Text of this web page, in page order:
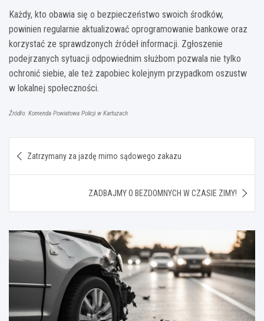
Każdy, kto obawia się o bezpieczeństwo swoich środków,
powinien regularnie aktualizować oprogramowanie bankowe oraz
korzystać ze sprawdzonych źródeł informacji. Zgłoszenie
podejrzanych sytuacji odpowiednim służbom pozwala nie tylko
ochronić siebie, ale też zapobiec kolejnym przypadkom oszustw
w lokalnej społeczności.
Źródło: Komenda Powiatowa Policji w Kartuzach
wpisu
Zatrzymany za jazdę mimo sądowego zakazu
ZADBAJMY O BEZDOMNYCH W CZASIE ZIMY!